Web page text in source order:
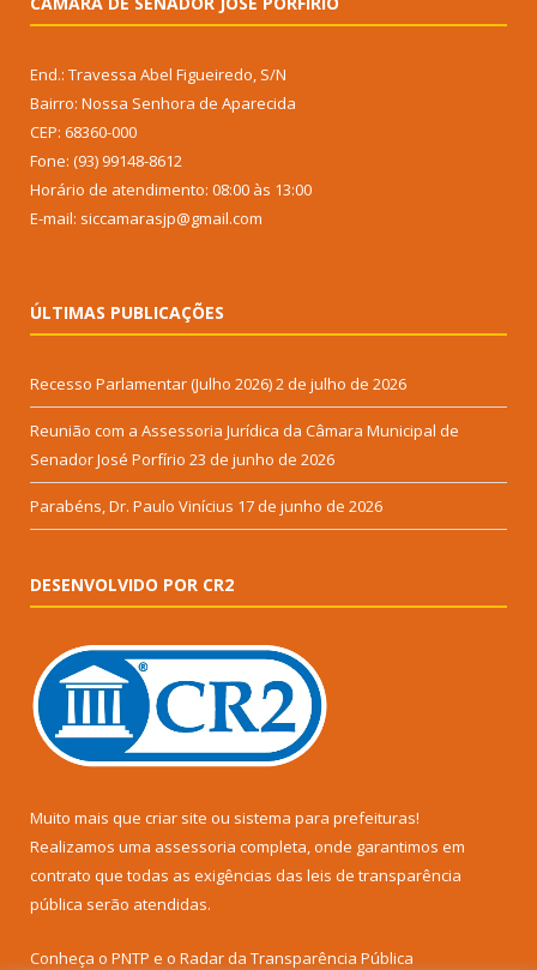
End.: Travessa Abel Figueiredo, S/N
Bairro: Nossa Senhora de Aparecida
CEP: 68360-000
Fone: (93) 99148-8612
Horário de atendimento: 08:00 às 13:00
E-mail: siccamarasjp@gmail.com
ÚLTIMAS PUBLICAÇÕES
Recesso Parlamentar (Julho 2026)2 de julho de 2026
Reunião com a Assessoria Jurídica da Câmara Municipal de
Senador José Porfírio 23 de junho de 2026
Parabéns, Dr. Paulo Vinícius 17 de junho de 2026
DESENVOLVIDO POR CR2
Muito mais que criar site ou sistema para prefeituras!
Realizamos uma assessoria completa, onde garantimos em
contrato que todas as exigências das leis de transparência
pública serão atendidas.
Conheça o PNTP e o Radar da Transparência Pública